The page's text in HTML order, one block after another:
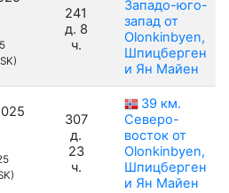
241
д. 8
ч.
Западо-юго-
запад от
Olonkinbyen,
Шпицберген
и Ян Майен
307
д.
23
ч.
39 км.
Северо-
восток от
Olonkinbyen,
Шпицберген
и Ян Майен